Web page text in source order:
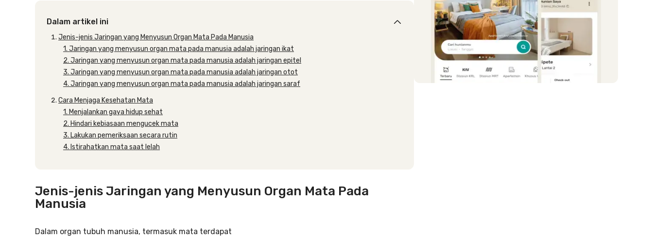
Dalam artikel ini
Jenis-jenis Jaringan yang Menyusun Organ Mata Pada Manusia
1. Jaringan yang menyusun organ mata pada manusia adalah jaringan ikat
2. Jaringan yang menyusun organ mata pada manusia adalah jaringan epitel
3. Jaringan yang menyusun organ mata pada manusia adalah jaringan otot
4. Jaringan yang menyusun organ mata pada manusia adalah jaringan saraf
Cara Menjaga Kesehatan Mata
1. Menjalankan gaya hidup sehat
2. Hindari kebiasaan mengucek mata
3. Lakukan pemeriksaan secara rutin
4. Istirahatkan mata saat lelah
Jenis-jenis Jaringan yang Menyusun Organ Mata Pada
Manusia
Dalam organ tubuh manusia, termasuk mata terdapat